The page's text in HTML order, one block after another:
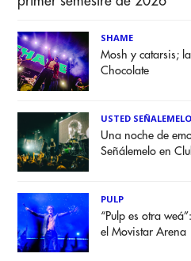
SHAME
Mosh y catarsis;
Chocolate
USTED SEÑALEMELO
Una noche de
Señálemelo en
PULP
“Pulp es otra
el Movistar Arena